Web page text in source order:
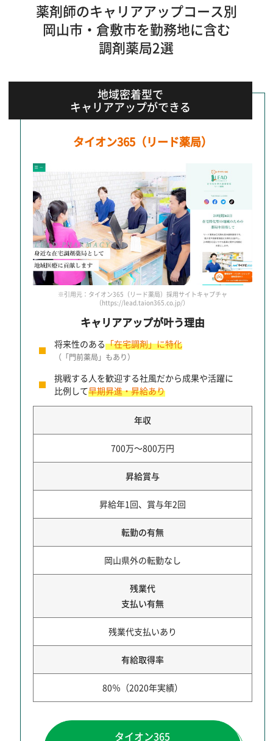
薬剤師のキャリアアップコース別
岡山市・倉敷市を勤務地に含む
調剤薬局2選
地域密着型で
キャリアアップができる
タイオン365（リード薬局）
※引用元：タイオン365（リード薬局）採用サイトキャプチャ
（https://lead.taion365.co.jp/）
キャリアアップが叶う理由
将来性のある「在宅調剤」に特化
（「門前薬局」もあり）
挑戦する人を歓迎する社風だから成果や活躍に
比例して早期昇進・昇給あり
年収
700万～800万円
昇給賞与
昇給年1回、賞与年2回
転勤の有無
岡山県外の転勤なし
残業代
支払い有無
残業代支払いあり
有給取得率
80％（2020年実績）
タイオン365